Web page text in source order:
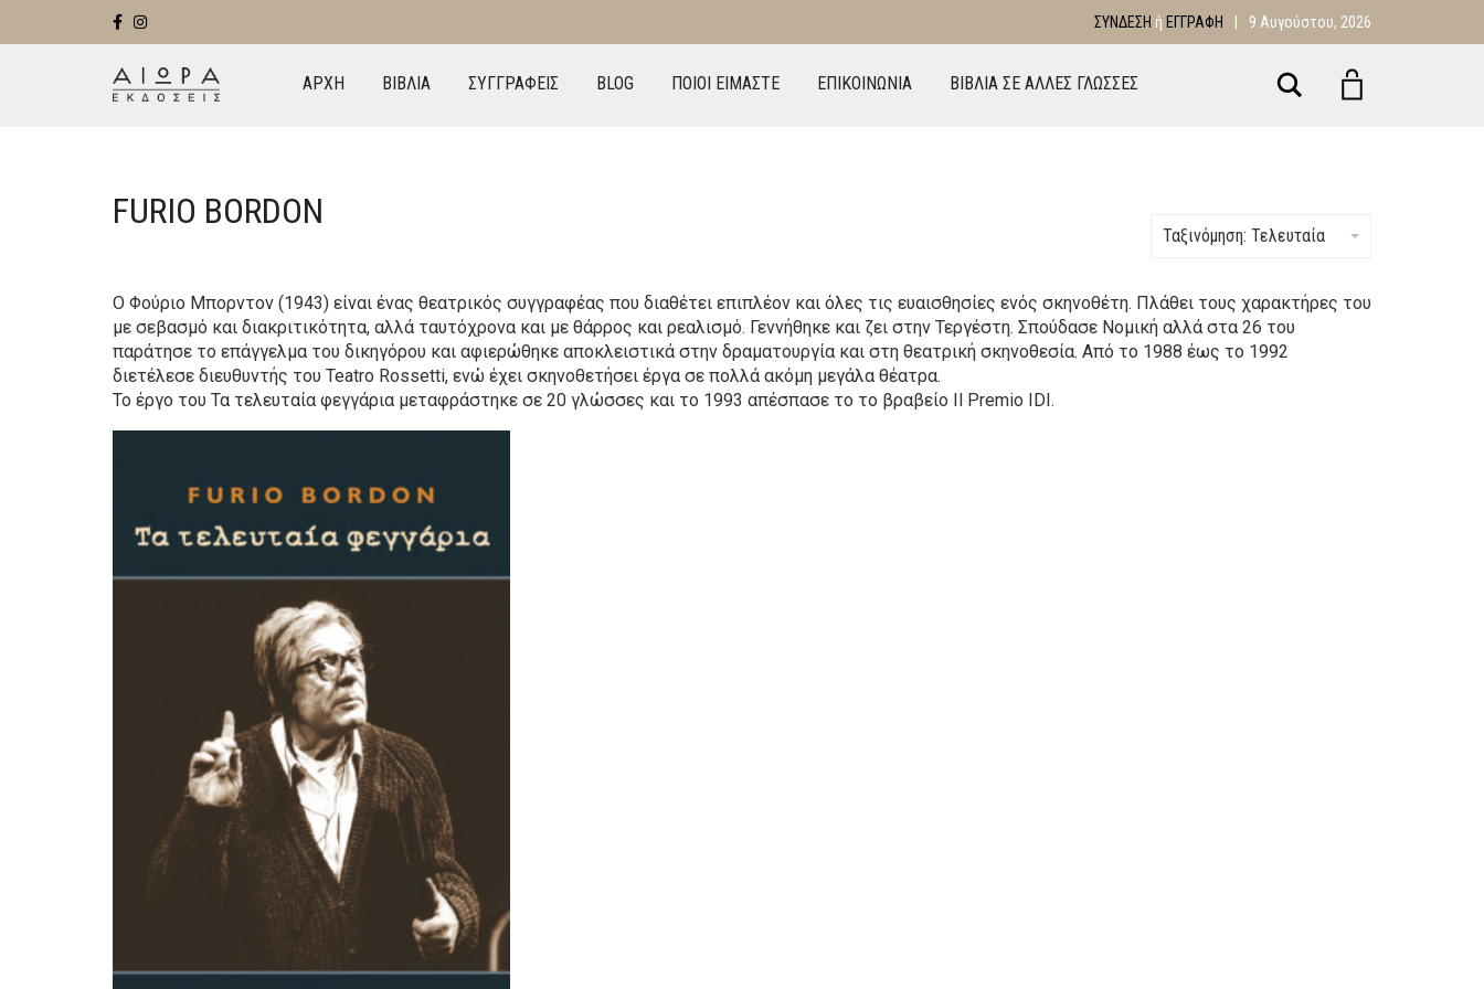
ΣΎΝΔΕΣΗ ή ΕΓΓΡΑΦΉ 9 Αυγούστου, 2026
ΑΡΧΗ ΒΙΒΛΙΑ ΣΥΓΓΡΑΦΕΙΣ BLOG ΠΟΙΟΙ ΕΙΜΑΣΤΕ ΕΠΙΚΟΙΝΩΝΙΑ ΒΙΒΛΙΑ ΣΕ ΑΛΛΕΣ ΓΛΩΣΣΕΣ Αναζήτηση
FURIO BORDON
Ταξινόμηση: Τελευταία
Ο Φούριο Μπορντον (1943) είναι ένας θεατρικός συγγραφέας που διαθέτει επιπλέον και όλες τις ευαισθησίες ενός σκηνοθέτη. Πλάθει τους χαρακτήρες του
με σεβασμό και διακριτικότητα, αλλά ταυτόχρονα και με θάρρος και ρεαλισμό. Γεννήθηκε και ζει στην Τεργέστη. Σπούδασε Νομική αλλά στα 26 του
παράτησε το επάγγελμα του δικηγόρου και αφιερώθηκε αποκλειστικά στην δραματουργία και στη θεατρική σκηνοθεσία. Από το 1988 έως το 1992
διετέλεσε διευθυντής του Teatro Rossetti, ενώ έχει σκηνοθετήσει έργα σε πολλά ακόμη μεγάλα θέατρα.
Το έργο του Τα τελευταία φεγγάρια μεταφράστηκε σε 20 γλώσσες και το 1993 απέσπασε το το βραβείο Il Premio IDI.